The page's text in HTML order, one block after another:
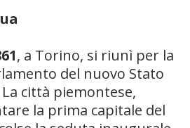
, a Torino, si riunì per la
del nuovo Stato
città piemontese,
la prima capitale del